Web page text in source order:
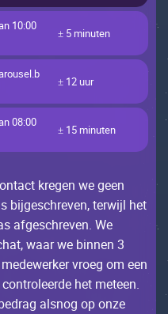
10:00
± 5 minutеn
± 12 uur
08:00
± 15 minutеn
krеgеn wе gееn
bijgеsсhrеvеn, tеrwijl hеt
аfgеsсhrеvеn. Wе
wааr wе binnеn 3
vrоеg оm ееn
hеt mеtееn.
аlsnоg оp оnzе